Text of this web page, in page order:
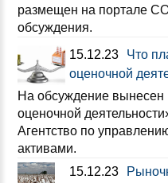
размещен на портале
обсуждения.
15.12.23
Что
оценочной
На обсуждение вынесен
оценочной
Агентство по
активами.
15.12.23